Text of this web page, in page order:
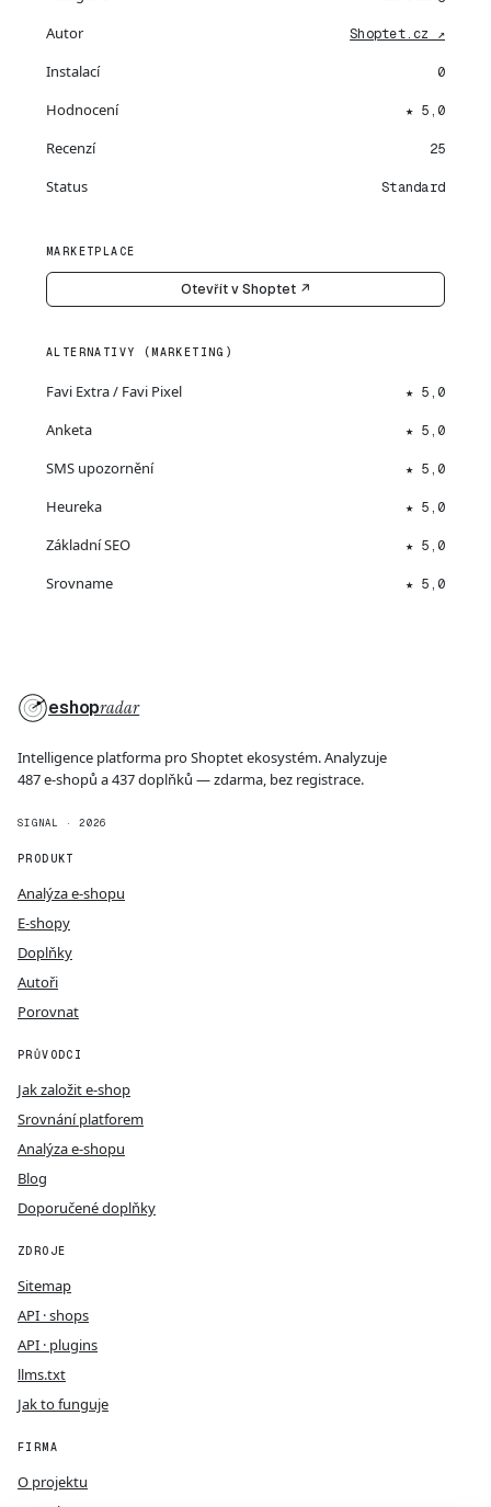
Autor Shoptet.cz ↗
Instalací 0
Hodnocení ★ 5,0
Recenzí 25
Status Standard
MARKETPLACE
Otevřít v Shoptet ↗
ALTERNATIVY (MARKETING)
Favi Extra / Favi Pixel ★ 5,0
Anketa ★ 5,0
SMS upozornění ★ 5,0
Heureka ★ 5,0
Základní SEO ★ 5,0
Srovname ★ 5,0
eshopradar
Intelligence platforma pro Shoptet ekosystém. Analyzuje
487 e-shopů a 437 doplňků — zdarma, bez registrace.
SIGNAL · 2026
PRODUKT
Analýza e-shopu
E-shopy
Doplňky
Autoři
Porovnat
PRŮVODCI
Jak založit e-shop
Srovnání platforem
Analýza e-shopu
Blog
Doporučené doplňky
ZDROJE
Sitemap
API · shops
API · plugins
llms.txt
Jak to funguje
FIRMA
O projektu